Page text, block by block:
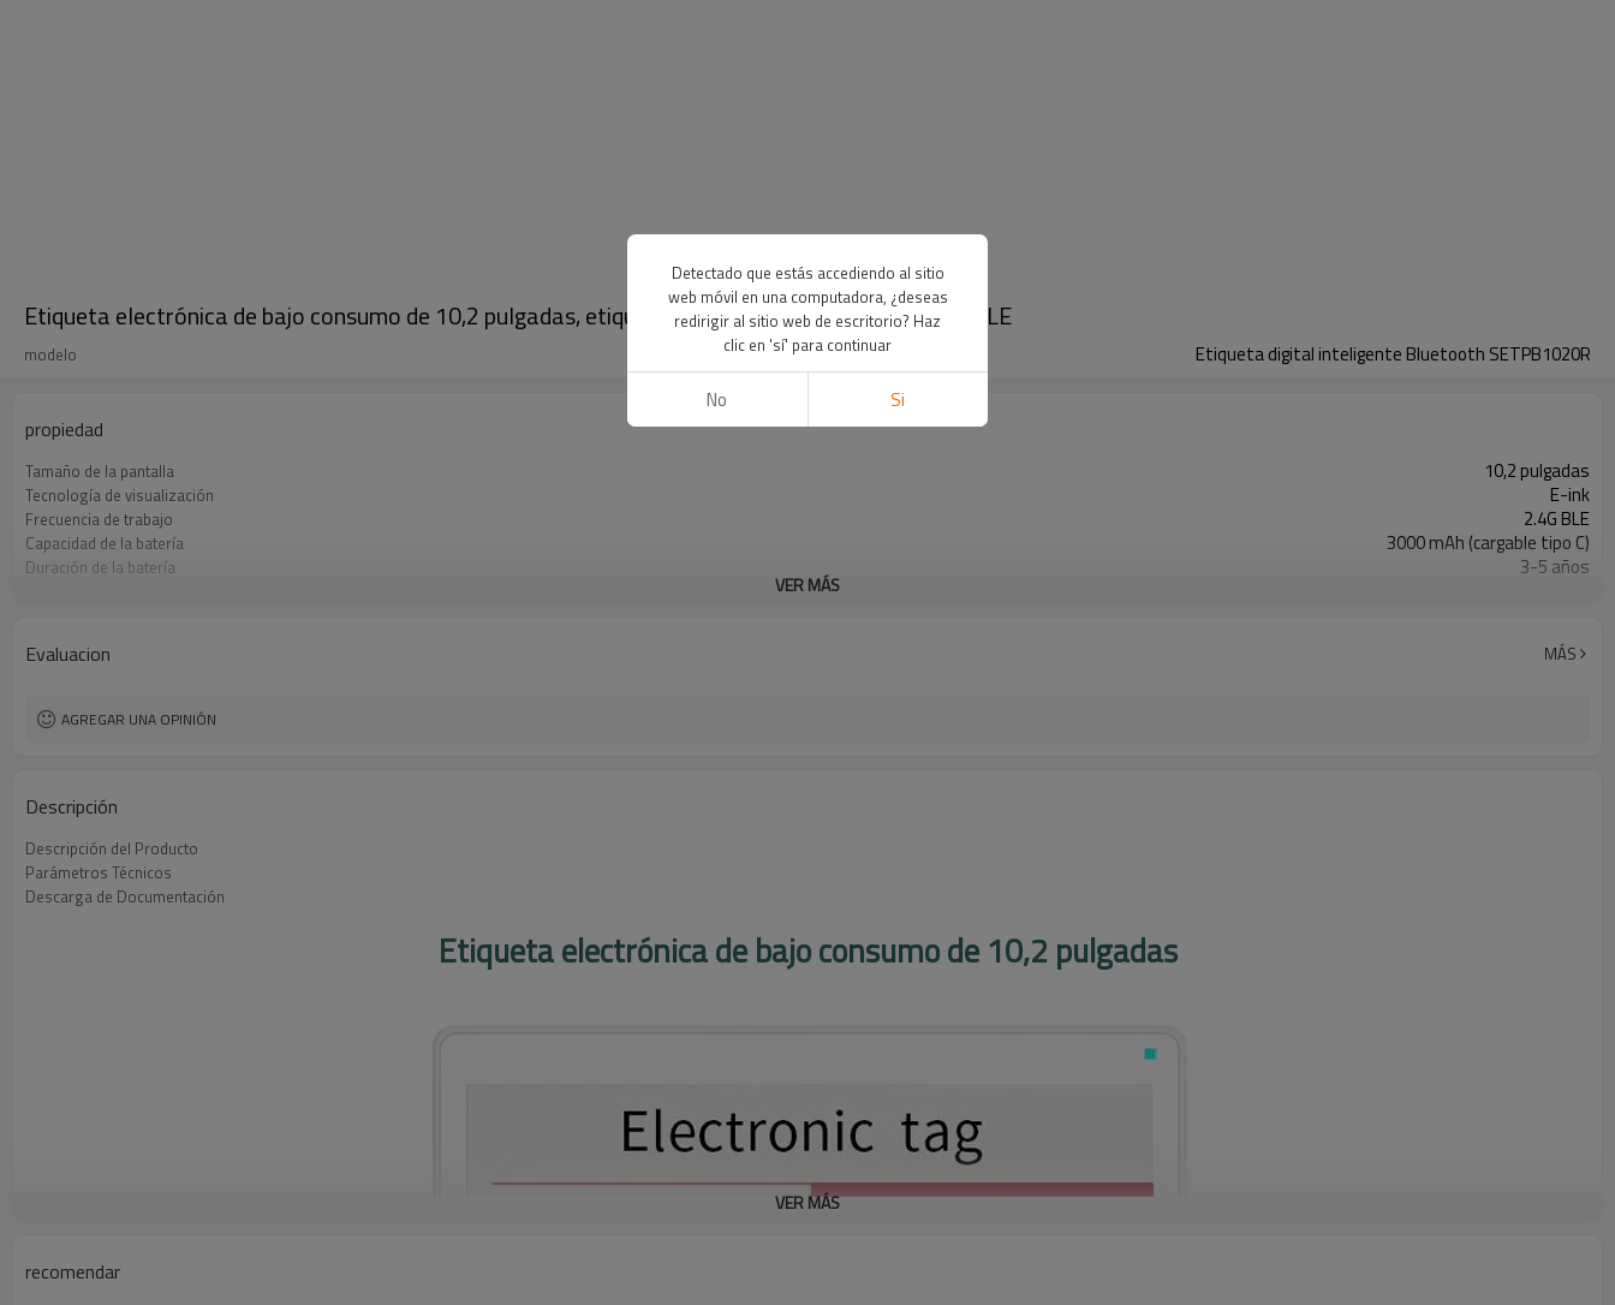
Etiqueta electrónica de bajo consumo de 10,2 pulgadas, etiqueta de precio de tinta electrónica BLE
modelo Etiqueta digital inteligente Bluetooth SETPB1020R
propiedad
Tamaño de la pantalla 10,2 pulgadas
Tecnología de visualización E-ink
Frecuencia de trabajo 2.4G BLE
Capacidad de la batería 3000 mAh (cargable tipo C)
Duración de la batería 3-5 años
VER MÁS
Evaluacion MÁS
AGREGAR UNA OPINIÓN
Descripción
Descripción del Producto
Parámetros Técnicos
Descarga de Documentación
Etiqueta electrónica de bajo consumo de 10,2 pulgadas
VER MÁS
recomendar
Detectado que estás accediendo al sitio
web móvil en una computadora, ¿deseas
redirigir al sitio web de escritorio? Haz
clic en 'sí' para continuar
No Si